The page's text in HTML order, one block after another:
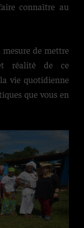
connaître au
de mettre
réalité de ce
vie quotidienne
que vous en